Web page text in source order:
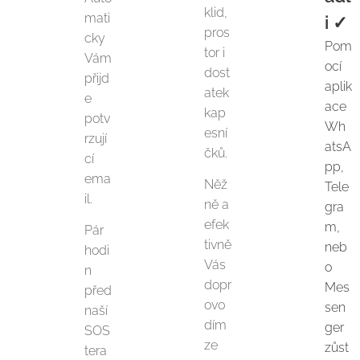
mati
cky
Vám
přijd
e
potv
rzují
cí
ema
il.
Pár
hodi
n
před
naší
SOS
tera
klid,
pros
tor i
dost
atek
kap
esní
čků.
Něž
ně a
efek
tivně
Vás
dopr
ovo
dím
ze
i ✓
Pom
ocí
aplik
ace
Wh
atsA
pp,
Tele
gra
m,
neb
o
Mes
sen
ger
zůst